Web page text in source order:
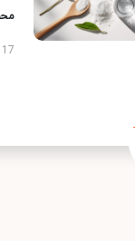
17 تیر 1405